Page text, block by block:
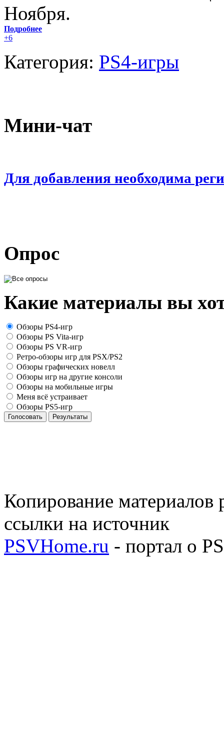
Ноября.
Подробнее
+6
Категория: PS4-игры
Мини-чат
Для добавления необходима
Опрос
Какие материалы вы
Обзоры PS4-игр
Обзоры PS Vita-игр
Обзоры PS VR-игр
Ретро-обзоры игр для PSX/PS2
Обзоры графических новелл
Обзоры игр на другие консоли
Обзоры на мобильные игры
Меня всё устраивает
Обзоры PS5-игр
Голосовать Результаты
Копирование материалов
ссылки на источник
PSVHome.ru - портал о